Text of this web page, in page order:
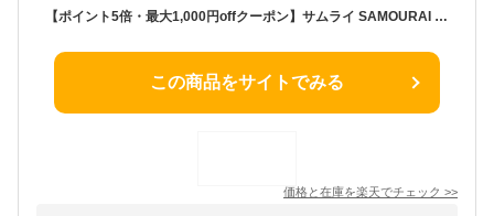
【ポイント5倍・最大1,000円offクーポン】サムライ SAMOURAI サムライ EDT SP 100ml【当日発送_お休み中】【EARTH】【香水 メンズ】【人気 ブランド ギフト 誕生日 プレゼント】ALAIN DELON アラン・ドロン
この商品をサイトでみる
価格と在庫を楽天でチェック >>